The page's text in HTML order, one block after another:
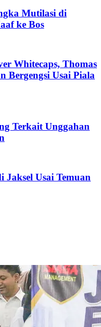
Mutilasi di
ke Bos
Whitecaps, Thomas
Bergengsi Usai Piala
Terkait Unggahan
Jaksel Usai Temuan